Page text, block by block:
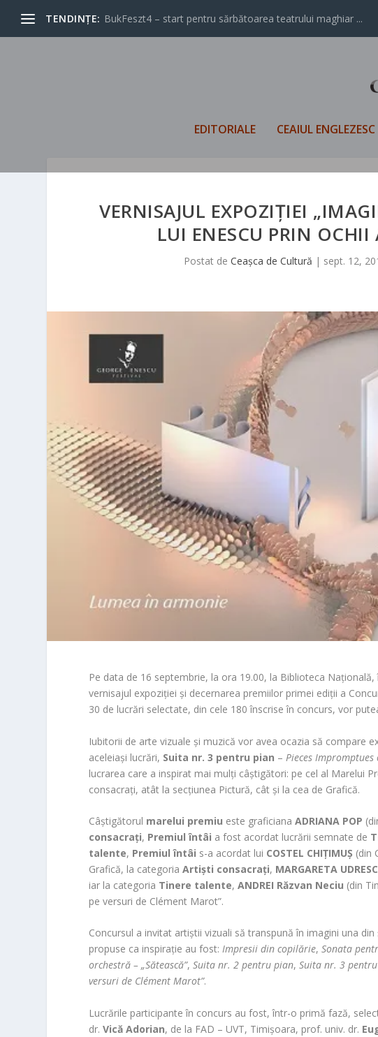
TENDINȚE: BukFeszt4 – start pentru sărbătoarea teatrului maghiar ...
EDITORIALE CEAIUL ENGLEZESC
VERNISAJUL EXPOZIȚIEI
LUI ENESCU PRIN
Postat de Ceașca de Cultură | sept. 12,
Pe data de 16 septembrie, la ora 19.00, la Biblioteca
vernisajul expoziției și decernarea premiilor primei ediții a
30 de lucrări selectate, din cele 180 înscrise în concurs, vor
Iubitorii de arte vizuale și muzică vor avea ocazia să compare
aceleiași lucrări, Suita nr. 3 pentru pian – Pieces Impromptues
lucrarea care a inspirat mai mulți câștigători: pe cel al Marelui
consacrați, atât la secțiunea Pictură, cât și la cea de Grafică.
Câștigătorul marelui premiu este graficianaADRIANA POP
consacrați, Premiul întâi a fost acordat lucrării semnate de
talente, Premiul întâi s-a acordat lui COSTEL CHIȚIMUȘ (din
Grafică, la categoriaArtiști consacrați, MARGARETA
iar la categoria Tinere talente,ANDREI Răzvan Neciu (din
pe versuri de Clément Marot”.
Concursul a invitat artiștii vizuali să transpună în imagini una
propuse ca inspirație au fost:Impresii din copilărie,Sonata
orchestră – „Sătească”,Suita nr. 2 pentru pian,Suita nr. 3
versuri de Clément Marot”.
Lucrările participante în concurs au fost, într-o primă fază,
dr.Vică Adorian, de la FAD – UVT, Timișoara, prof. univ. dr.